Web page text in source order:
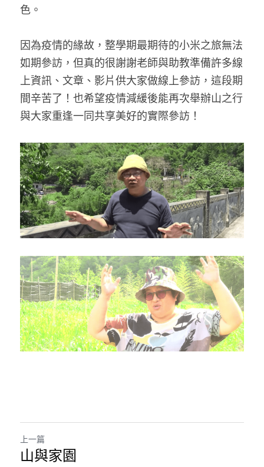
色。
因為疫情的緣故，整學期最期待的小米之旅無法
如期參訪，但真的很謝謝老師與助教準備許多線
上資訊、文章、影片供大家做線上參訪，這段期
間辛苦了！也希望疫情減緩後能再次舉辦山之行
與大家重逢一同共享美好的實際參訪！
上一篇
山與家園